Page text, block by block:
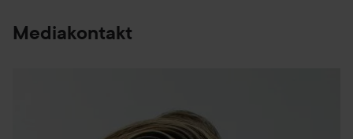
Mediakontakt